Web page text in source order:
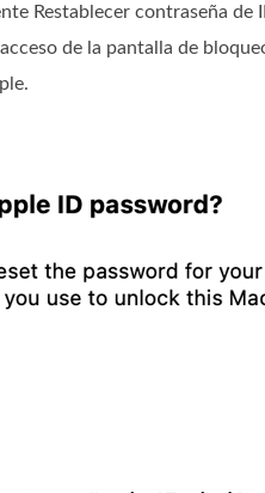
Restablecer contraseña
de la pantalla de